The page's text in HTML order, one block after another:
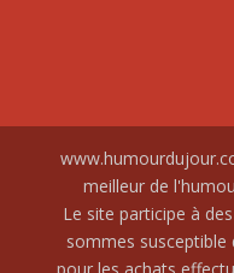
meilleur de
Le site participe à
sommes